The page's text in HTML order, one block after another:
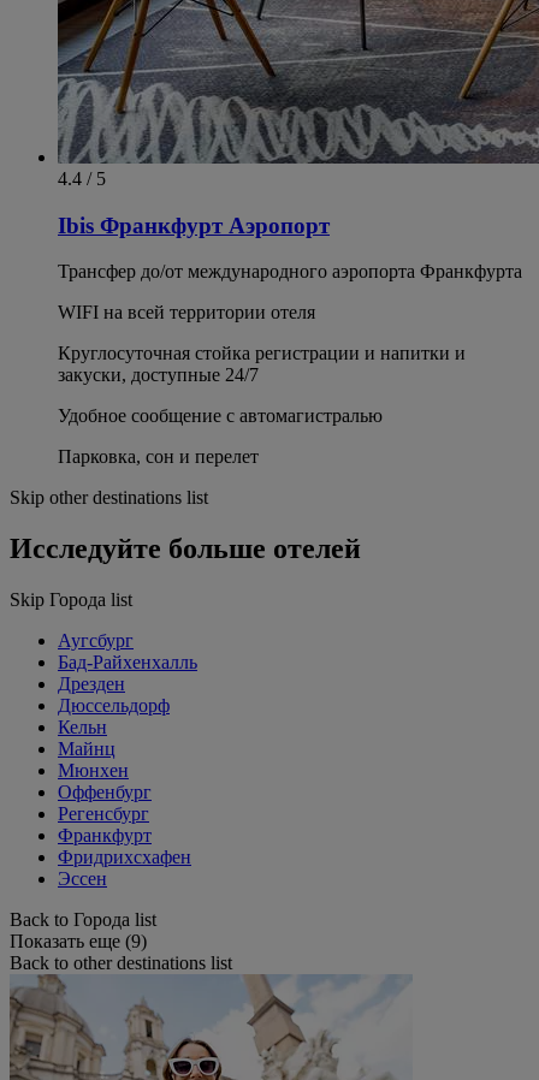
4.4 / 5
Ibis Франкфурт Аэропорт
Трансфер до/от международного аэропорта Франкфурта
WIFI на всей территории отеля
Круглосуточная стойка регистрации и напитки и
закуски, доступные 24/7
Удобное сообщение с автомагистралью
Парковка, сон и перелет
Skip other destinations list
Исследуйте больше отелей
Skip Города list
Аугсбург
Бад-Райхенхалль
Дрезден
Дюссельдорф
Кельн
Майнц
Мюнхен
Оффенбург
Регенсбург
Франкфурт
Фридрихсхафен
Эссен
Back to Города list
Показать еще (9)
Back to other destinations list